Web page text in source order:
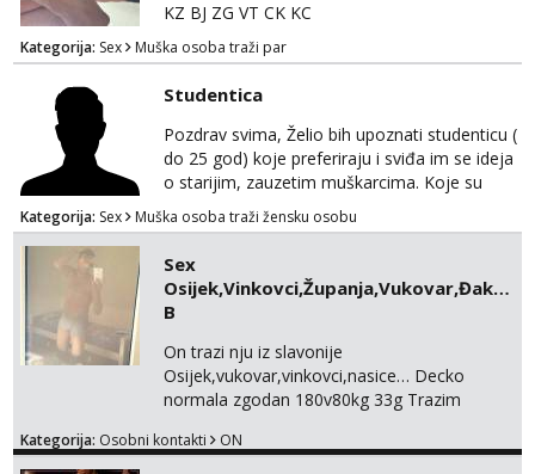
KZ BJ ZG VT CK KC
Kategorija: Sex Muška osoba traži par
Studentica
Pozdrav svima, Želio bih upoznati studenticu (
do 25 god) koje preferiraju i sviđa im se ideja
o starijim, zauzetim muškarcima. Koje su
možda isto u vezi, a potrebno im je nešto
novo i uzbudljivo. Imam sređeni život, ali
poprilično zauzeti raspored. Ne mislim
mijenjati svoju životnu situaciju, a isto
očekujem i od tebe. Potrebna je diskrecija i
međusobni dogovor. Tako da bi ti bila moja
mala t...
Kategorija: Sex Muška osoba traži žensku osobu
Sex
B
On trazi nju iz slavonije
Osijek,vukovar,vinkovci,nasice… Decko
normala zgodan 180v80kg 33g Trazim
mobilan sam nije mi se problem provozati
Kategorija: Osobni kontakti ON